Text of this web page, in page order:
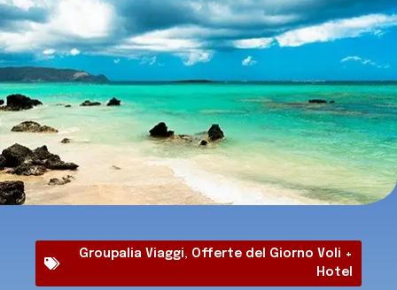
Groupalia Viaggi, Offerte del Giorno Voli +
Hotel